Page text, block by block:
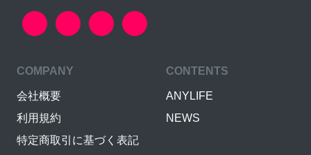
COMPANY
会社概要
利用規約
特定商取引に基づく表記
CONTENTS
ANYLIFE
NEWS